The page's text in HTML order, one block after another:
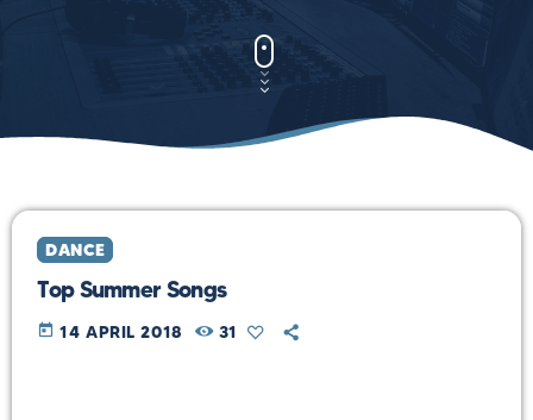
DANCE
Top Summer Songs
today 14 APRIL 2018 31